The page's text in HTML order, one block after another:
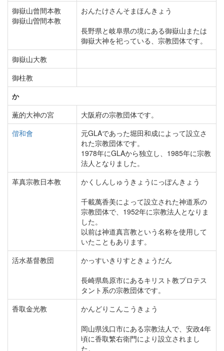
御嶽山曾間本教
御嶽山曽間本教
おんたけさんそまほんきょう
長野県と岐阜県の境にある御嶽山または
御嶽大神を祀っている、宗教団体です。
御嶽山大教
御柱教
か
薫的大神の宮
大阪府の宗教団体です。
偕和會
元GLAであった堀田和成によって設立さ
れた宗教団体です。
1978年にGLAから独立し、1985年に宗教
法人となりました。
革真宗教日本教
かくしんしゅうきょうにっぽんきょう
千載萬香美によって設立された神道系の
宗教団体で、1952年に宗教法人となりま
した。
以前は神道真言教という名称を使用して
いたこともあります。
活水基督教団
かっすいきりすときょうだん
長崎県島原市にあるキリスト教プロテス
タント系の宗教団体です。
香取金光教
かんどりこんこうきょう
岡山県浅口市にある宗教法人で、安政4年
頃に香取繁右衛門により設立されまし
た。